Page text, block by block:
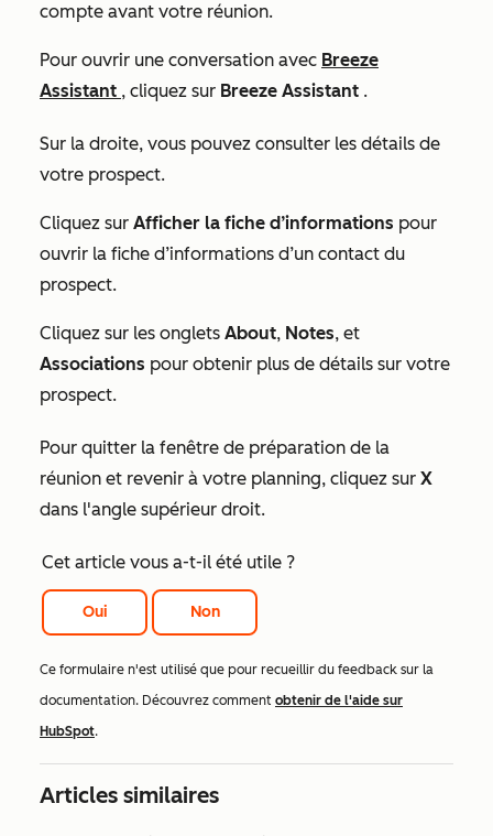
compte avant votre réunion.
Pour ouvrir une conversation avec Breeze
Assistant , cliquez sur Breeze Assistant .
Sur la droite, vous pouvez consulter les détails de
votre prospect.
Cliquez sur Afficher la fiche d’informations pour
ouvrir la fiche d’informations d’un contact du
prospect.
Cliquez sur les onglets About, Notes, et
Associations pour obtenir plus de détails sur votre
prospect.
Pour quitter la fenêtre de préparation de la
réunion et revenir à votre planning, cliquez sur X
dans l'angle supérieur droit.
Cet article vous a-t-il été utile ?
Oui Non
Ce formulaire n'est utilisé que pour recueillir du feedback sur la
documentation. Découvrez comment obtenir de l'aide sur
HubSpot.
Articles similaires